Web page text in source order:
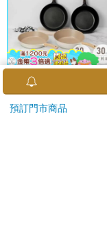
【KINYO】Penna系
列-輕量高效導熱不沾
平煎鍋30cm
56 折 特價 999
預訂門市商品